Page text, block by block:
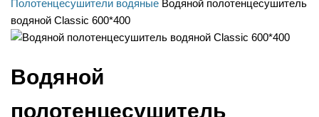
Полотенцесушители водяные Водяной полотенцесушитель
водяной Classic 600*400
Водяной
полотенцесушитель